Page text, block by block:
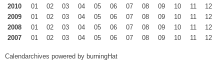
2010
01 02 03 04 05 06 07 08 09 10 11
12
2009
01 02 03 04 05 06 07 08 09 10 11
12
2008
01 02 03 04 05 06 07 08 09 10 11
12
2007
01 02 03 04 05 06 07 08 09 10 11 12
Calendarchives powered by burningHat